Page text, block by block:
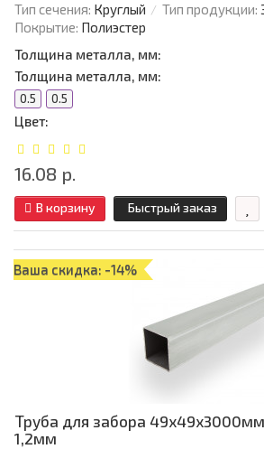
Тип сечения: Круглый Тип продукции:
Покрытие: Полиэстер
Толщина металла, мм:
Толщина металла, мм:
0.5 0.5
Цвет:
16.08 р.
В корзину Быстрый заказ
Ваша скидка: -14%
Труба для забора
1,2мм